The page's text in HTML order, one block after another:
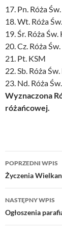
17. Pn. Róża
18. Wt. Róża
19. Śr. Róża
20. Cz. Róża
21. Pt. KSM
22. Sb. Róża
23. Nd. Róża
Wyznaczona
różańcowej.
Nawigacja
wpisu
POPRZEDNI WPIS
Życzenia
NASTĘPNY WPIS
Ogłoszenia